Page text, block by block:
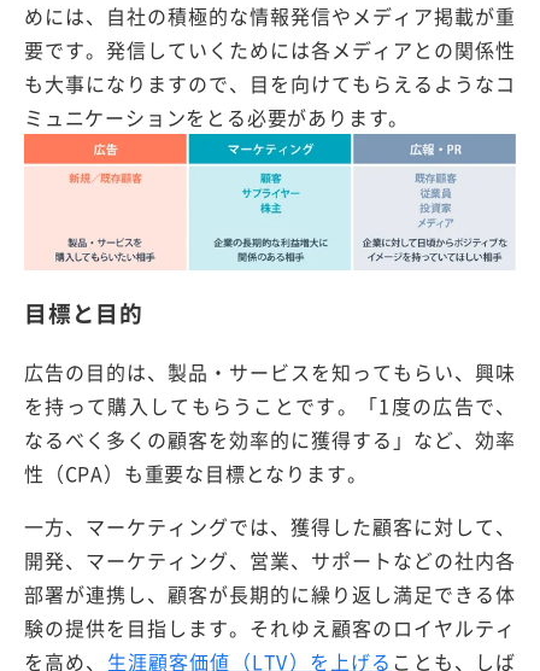
めには、自社の積極的な情報発信やメディア掲載が重
要です。発信していくためには各メディアとの関係性
も大事になりますので、目を向けてもらえるようなコ
ミュニケーションをとる必要があります。
目標と目的
広告の目的は、製品・サービスを知ってもらい、興味
を持って購入してもらうことです。「1度の広告で、
なるべく多くの顧客を効率的に獲得する」など、効率
性（CPA）も重要な目標となります。
一方、マーケティングでは、獲得した顧客に対して、
開発、マーケティング、営業、サポートなどの社内各
部署が連携し、顧客が長期的に繰り返し満足できる体
験の提供を目指します。それゆえ顧客のロイヤルティ
を高め、 生涯顧客価値（LTV）を上げる ことも、しば